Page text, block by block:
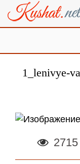
1_lenivye-
2715